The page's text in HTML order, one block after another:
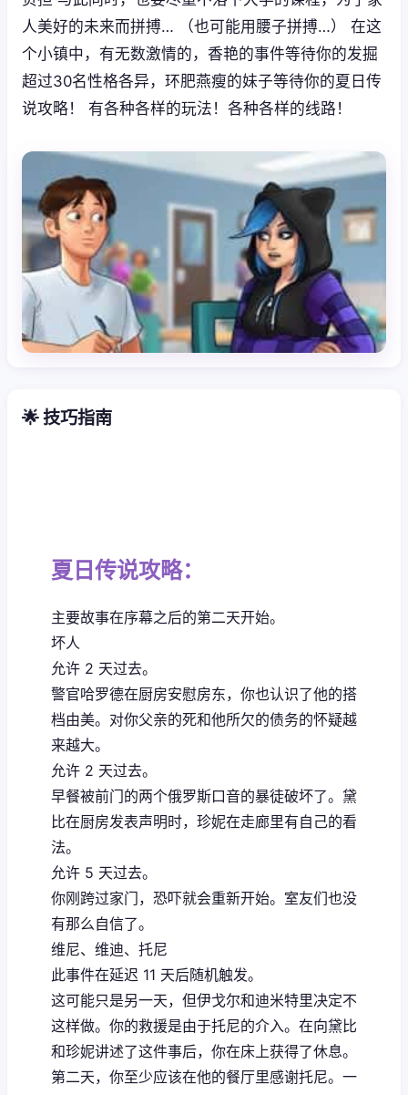
人美好的未来而拼搏… （也可能用腰子拼搏…） 在这
个小镇中，有无数激情的，香艳的事件等待你的发掘
超过30名性格各异，环肥燕瘦的妹子等待你的夏日传
说攻略！ 有各种各样的玩法！各种各样的线路！
🌟 技巧指南
夏日传说攻略：
主要故事在序幕之后的第二天开始。
坏人
允许 2 天过去。
警官哈罗德在厨房安慰房东，你也认识了他的搭
档由美。对你父亲的死和他所欠的债务的怀疑越
来越大。
允许 2 天过去。
早餐被前门的两个俄罗斯口音的暴徒破坏了。黛
比在厨房发表声明时，珍妮在走廊里有自己的看
法。
允许 5 天过去。
你刚跨过家门，恐吓就会重新开始。室友们也没
有那么自信了。
维尼、维迪、托尼
此事件在延迟 11 天后随机触发。
这可能只是另一天，但伊戈尔和迪米特里决定不
这样做。你的救援是由于托尼的介入。在向黛比
和珍妮讲述了这件事后，你在床上获得了休息。
第二天，你至少应该在他的餐厅里感谢托尼。一